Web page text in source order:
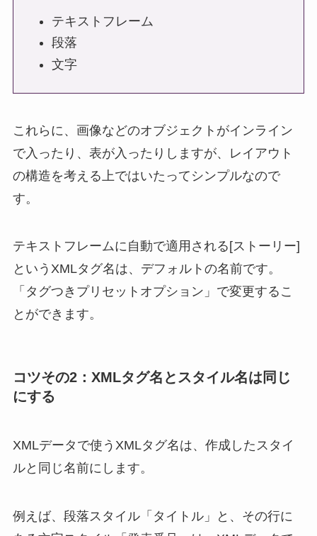
テキストフレーム
段落
文字
これらに、画像などのオブジェクトがインライン
で入ったり、表が入ったりしますが、レイアウト
の構造を考える上ではいたってシンプルなので
す。
テキストフレームに自動で適用される[ストーリー]
というXMLタグ名は、デフォルトの名前です。
「タグつきプリセットオプション」で変更するこ
とができます。
コツその2：XMLタグ名とスタイル名は同じ
にする
XMLデータで使うXMLタグ名は、作成したスタイ
ルと同じ名前にします。
例えば、段落スタイル「タイトル」と、その行に